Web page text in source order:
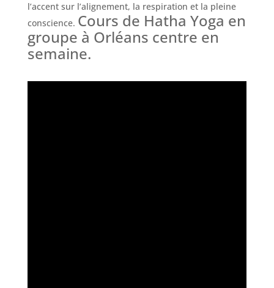
l’accent sur l’alignement, la respiration et la pleine
conscience. Cours de Hatha Yoga en
groupe à Orléans centre en
semaine.